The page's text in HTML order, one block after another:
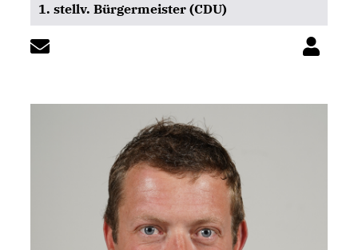
1. stellv. Bürgermeister (CDU)